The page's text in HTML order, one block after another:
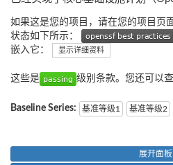
如果这是您的项目，请在您的项目页
状态如下所示：
嵌入它：
显示详细资料
这些是 级别条款。您还可以
Baseline Series: 基准等级1 基准等级2
展开面板